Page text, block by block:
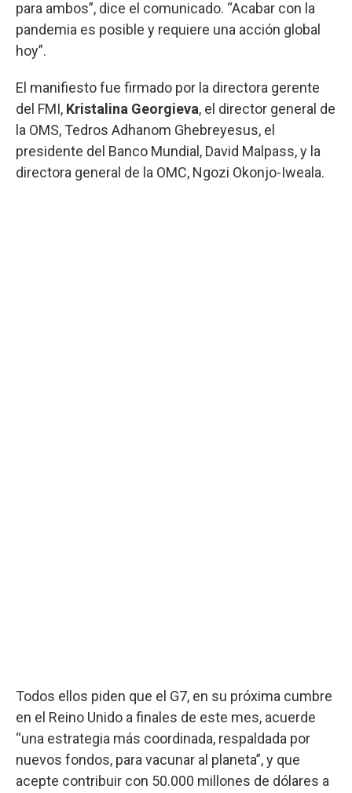
para ambos”, dice el comunicado. “Acabar con la
pandemia es posible y requiere una acción global
hoy”.
El manifiesto fue firmado por la directora gerente
del FMI, Kristalina Georgieva, el director general de
la OMS, Tedros Adhanom Ghebreyesus, el
presidente del Banco Mundial, David Malpass, y la
directora general de la OMC, Ngozi Okonjo-Iweala.
Todos ellos piden que el G7, en su próxima cumbre
en el Reino Unido a finales de este mes, acuerde
“una estrategia más coordinada, respaldada por
nuevos fondos, para vacunar al planeta”, y que
acepte contribuir con 50.000 millones de dólares a